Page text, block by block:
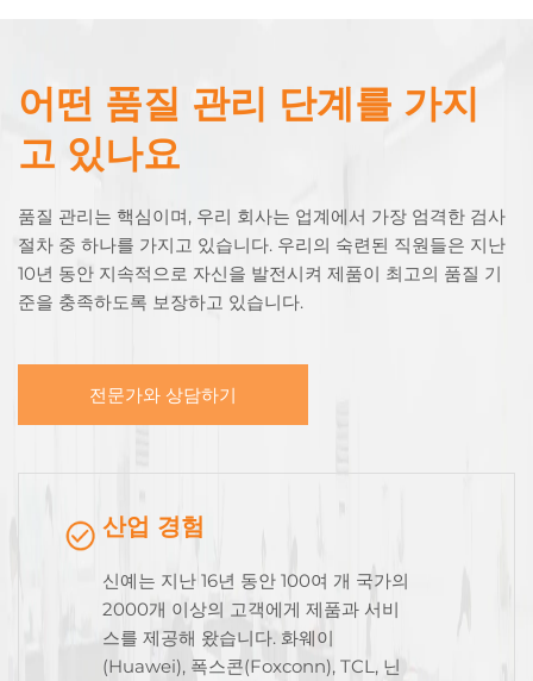
어떤 품질 관리 단계를 가지
고 있나요
품질 관리는 핵심이며, 우리 회사는 업계에서 가장 엄격한 검사
절차 중 하나를 가지고 있습니다. 우리의 숙련된 직원들은 지난
10년 동안 지속적으로 자신을 발전시켜 제품이 최고의 품질 기
준을 충족하도록 보장하고 있습니다.
전문가와 상담하기
산업 경험
신예는 지난 16년 동안 100여 개 국가의
2000개 이상의 고객에게 제품과 서비
스를 제공해 왔습니다. 화웨이
(Huawei), 폭스콘(Foxconn), TCL, 닌